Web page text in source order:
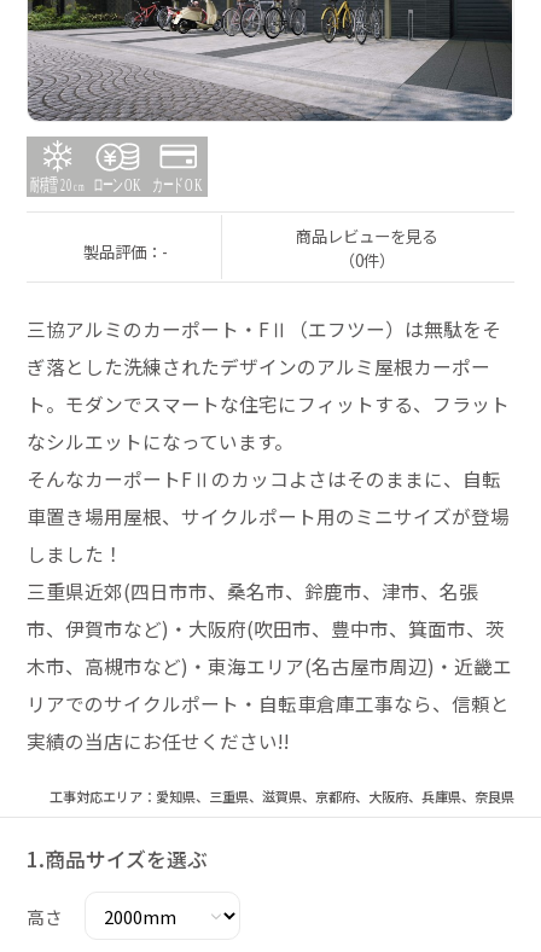
製品評価：-
商品レビューを見る
（0件）
三協アルミのカーポート・FⅡ（エフツー）は無駄をそ
ぎ落とした洗練されたデザインのアルミ屋根カーポー
ト。モダンでスマートな住宅にフィットする、フラット
なシルエットになっています。
そんなカーポートFⅡのカッコよさはそのままに、自転
車置き場用屋根、サイクルポート用のミニサイズが登場
しました！
三重県近郊(四日市市、桑名市、鈴鹿市、津市、名張
市、伊賀市など)・大阪府(吹田市、豊中市、箕面市、茨
木市、高槻市など)・東海エリア(名古屋市周辺)・近畿エ
リアでのサイクルポート・自転車倉庫工事なら、信頼と
実績の当店にお任せください!!
工事対応エリア：愛知県、三重県、滋賀県、京都府、大阪府、兵庫県、奈良県
1.商品サイズを選ぶ
高さ